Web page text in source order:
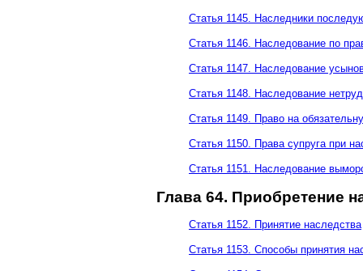
Статья 1145. Наследники
Статья 1146. Наследование по
Статья 1147. Наследование
Статья 1148. Наследование
Статья 1149. Право на
Статья 1150. Права супруга при
Статья 1151. Наследование
Глава 64. Приобретение
Статья 1152. Принятие наследства
Статья 1153. Способы принятия